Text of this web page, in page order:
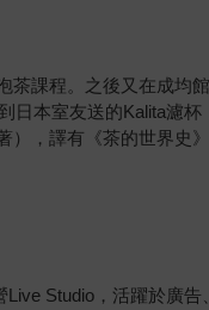
課程。之後又在成均
本室友送的Kalita濾
，譯有《茶的世界史》
Studio，活躍於廣